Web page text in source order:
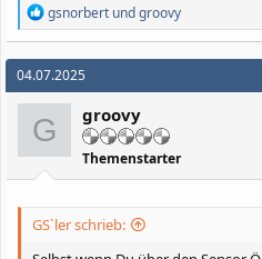
R
e
a
k
t
i
o
n
e
n
gsnorbert undgroovy
04.07.2025
G groovy
Themenstarter
GS`ler schrieb: